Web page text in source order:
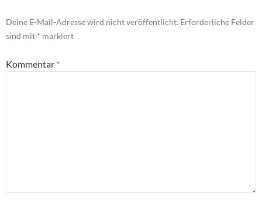
Deine E-Mail-Adresse wird nicht veröffentlicht. Erforderliche Felder
sind mit * markiert
Kommentar *